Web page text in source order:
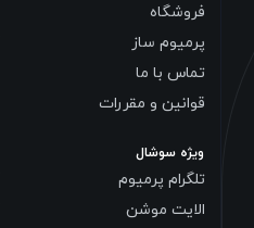
فروشگاه
پرمیوم ساز
تماس با ما
قوانین و مقررات
ویژه سوشال
تلگرام پرمیوم
الایت موشن